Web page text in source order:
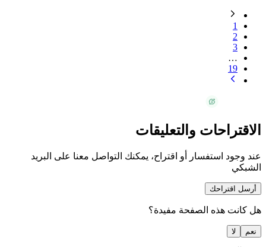
1
2
3
…
19
الاقتراحات والتعليقات
عند وجود استفسار أو اقتراح، يمكنك التواصل معنا على البريد
الشبكي
أرسل اقتراحك
هل كانت هذه الصفحة مفيدة؟
نعم لا